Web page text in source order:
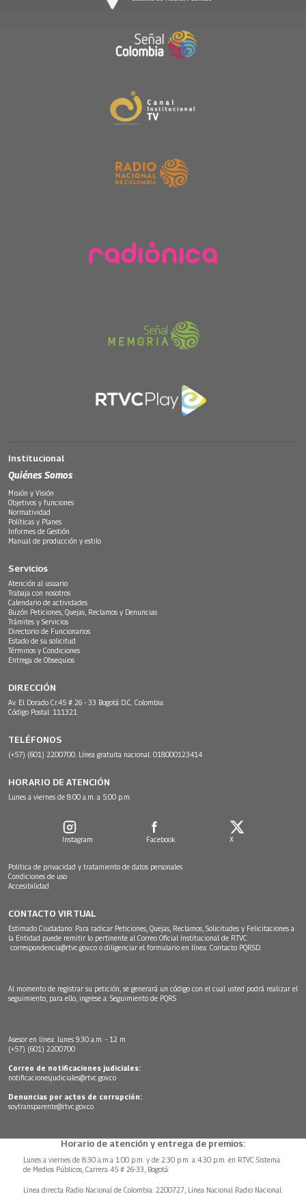
Institucional
Quiénes Somos
Misión y Visión
Objetivos y funciones
Normatividad
Políticas y Planes
Informes de Gestión
Manual de producción y estilo
Servicios
Atención al usuario
Trabaja con nosotros
Calendario de actividades
Buzón Peticiones, Quejas, Reclamos y Denuncias
Trámites y Servicios
Directorio de Funcionarios
Estado de su solicitud
Términos y Condiciones
Entrega de Obsequios
DIRECCIÓN
Av. El Dorado Cr.45 # 26 - 33 Bogotá D.C. Colombia.
Código Postal: 111321
TELÉFONOS
(+57) (601) 2200700. Línea gratuita nacional: 018000123414
HORARIO DE ATENCIÓN
Lunes a viernes de 8:00 a.m. a 5:00 p.m.
Instagram Facebook X
Política de privacidad y tratamiento de datos personales
Condiciones de uso
Accesibilidad
CONTACTO VIRTUAL
Estimado Ciudadano: Para radicar Peticiones, Quejas, Reclamos, Solicitudes y Felicitaciones a
la Entidad puede remitir lo pertinente al Correo Oficial Institucional de RTVC
correspondencia@rtvc.gov.co o diligenciar el formulario en línea: Contacto PQRSD.
Al momento de registrar su petición, se generará un código con el cual usted podrá realizar el
seguimiento, para ello, ingrese a: Seguimiento de PQRS
Asesor en línea: lunes 9:30 a.m. - 12 m
(+57) (601) 2200700
Correo de notificaciones judiciales:
notificacionesjudiciales@rtvc.gov.co
Denuncias por actos de corrupción:
soytransparente@rtvc.gov.co
Horario de atención y entrega de premios:
Lunes a viernes de 8:30 a.m.a 1:00 p.m. y de 2:30 p.m. a 4:30 p.m. en RTVC Sistema
de Medios Públicos, Carrera 45 # 26-33, Bogotá.
Línea directa Radio Nacional de Colombia: 2200727, Línea Nacional Radio Nacional